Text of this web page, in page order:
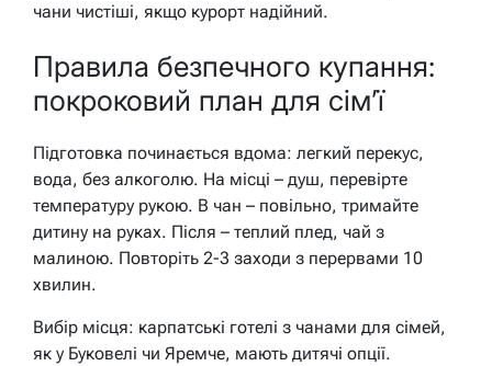
чани чистіші, якщо курорт надійний.
Правила безпечного купання:
покроковий план для сім’ї
Підготовка починається вдома: легкий перекус,
вода, без алкоголю. На місці – душ, перевірте
температуру рукою. В чан – повільно, тримайте
дитину на руках. Після – теплий плед, чай з
малиною. Повторіть 2-3 заходи з перервами 10
хвилин.
Вибір місця: карпатські готелі з чанами для сімей,
як у Буковелі чи Яремче, мають дитячі опції.